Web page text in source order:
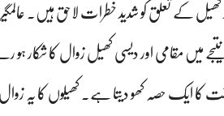
کھیل کے تعلق کو شدید خطرات لاحق ہیں۔
میں مقامی اور دیسی کھیل زوال کا شکار ہو
کا ایک حصہ کھو دیتا ہے۔ کھیلوں کا یہ